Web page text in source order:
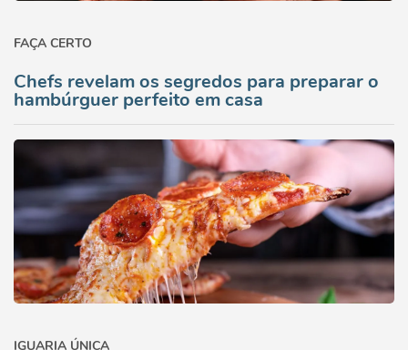
FAÇA CERTO
Chefs revelam os segredos para preparar o
hambúrguer perfeito em casa
IGUARIA ÚNICA